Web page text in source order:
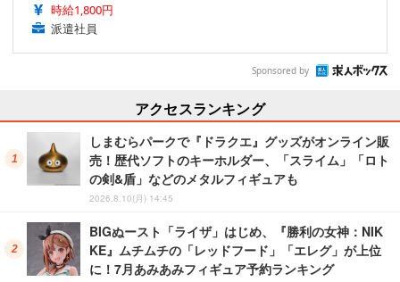
時給1,800円
派遣社員
Sponsored by
アクセスランキング
しまむらパークで『ドラクエ』グッズがオンライン販
売！歴代ソフトのキーホルダー、「スライム」「ロト
の剣&盾」などのメタルフィギュアも
2026.8.10(月) 14:45
BIGぬースト「ライザ」はじめ、『勝利の女神：NIK
KE』ムチムチの「レッドフード」「エレグ」が上位
に！7月あみあみフィギュア予約ランキング